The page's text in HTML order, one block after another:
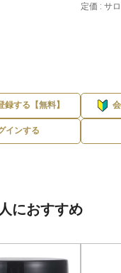
録する【無料】
インする
定価 : サ
におすすめ